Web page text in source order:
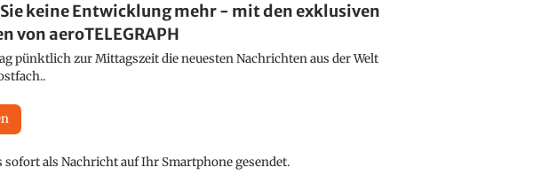
keine Entwicklung mehr - mit den exklusiven
von aeroTELEGRAPH
pünktlich zur Mittagszeit die neuesten Nachrichten aus der Welt
als Nachricht auf Ihr Smartphone gesendet.